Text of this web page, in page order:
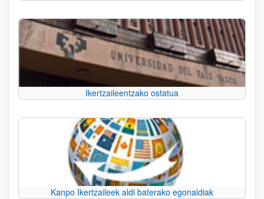
Ikertzaileentzako ostatua
Kanpo Ikertzaileek aldi baterako egonaldiak